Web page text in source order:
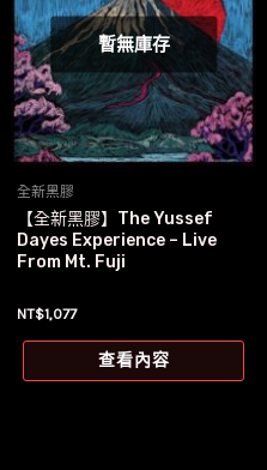
暫無庫存
全新黑膠
【全新黑膠】The Yussef
Dayes Experience – Live
From Mt. Fuji
NT$1,077
查看內容